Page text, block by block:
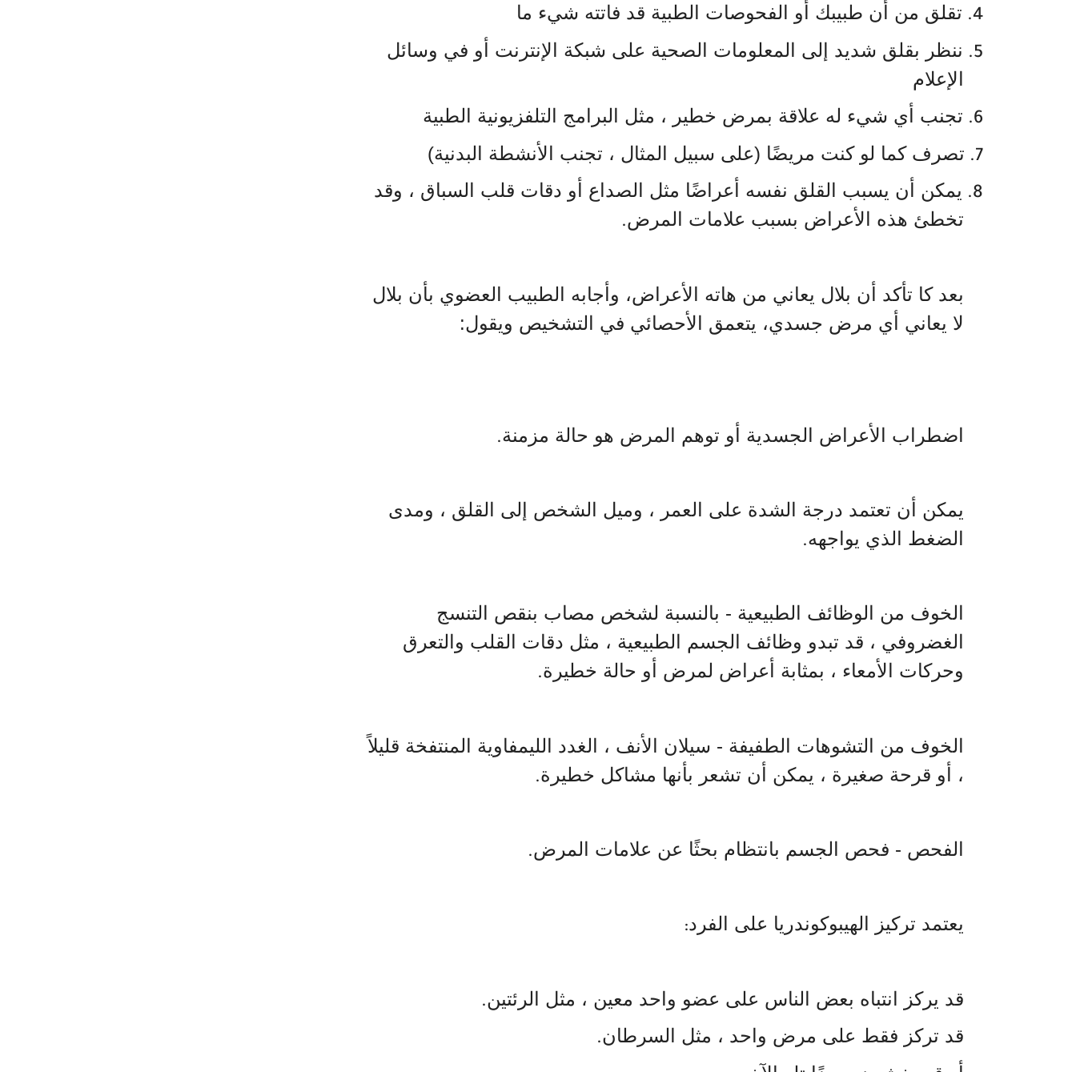
4. تقلق من أن طبيبك أو الفحوصات الطبية قد فاتته شيء ما
5.
ننظر بقلق شديد إلى المعلومات الصحية على شبكة الإنترنت أو في وسائل
الإعلام
6. تجنب أي شيء له علاقة بمرض خطير ، مثل البرامج التلفزيونية الطبية
7. تصرف كما لو كنت مريضًا (على سبيل المثال ، تجنب الأنشطة البدنية)
8.
يمكن أن يسبب القلق نفسه أعراضًا مثل الصداع أو دقات قلب السباق ، وقد
تخطئ هذه الأعراض بسبب علامات المرض.
بعد كا تأكد أن بلال يعاني من هاته الأعراض، وأجابه الطبيب العضوي بأن بلال
لا يعاني أي مرض جسدي، يتعمق الأحصائي في التشخيص ويقول:
اضطراب الأعراض الجسدية أو توهم المرض هو حالة مزمنة.
يمكن أن تعتمد درجة الشدة على العمر ، وميل الشخص إلى القلق ، ومدى
الضغط الذي يواجهه.
الخوف من الوظائف الطبيعية - بالنسبة لشخص مصاب بنقص التنسج
الغضروفي ، قد تبدو وظائف الجسم الطبيعية ، مثل دقات القلب والتعرق
وحركات الأمعاء ، بمثابة أعراض لمرض أو حالة خطيرة.
الخوف من التشوهات الطفيفة - سيلان الأنف ، الغدد الليمفاوية المنتفخة قليلاً
، أو قرحة صغيرة ، يمكن أن تشعر بأنها مشاكل خطيرة.
الفحص - فحص الجسم بانتظام بحثًا عن علامات المرض.
يعتمد تركيز الهيبوكوندريا على الفرد:
قد يركز انتباه بعض الناس على عضو واحد معين ، مثل الرئتين.
قد تركز فقط على مرض واحد ، مثل السرطان.